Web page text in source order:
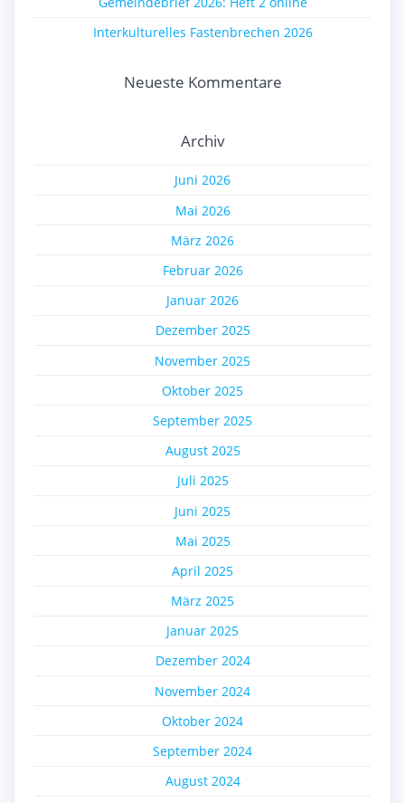
Interkulturelles Fastenbrechen 2026
Neueste Kommentare
Archiv
Juni 2026
Mai 2026
März 2026
Februar 2026
Januar 2026
Dezember 2025
November 2025
Oktober 2025
September 2025
August 2025
Juli 2025
Juni 2025
Mai 2025
April 2025
März 2025
Januar 2025
Dezember 2024
November 2024
Oktober 2024
September 2024
August 2024